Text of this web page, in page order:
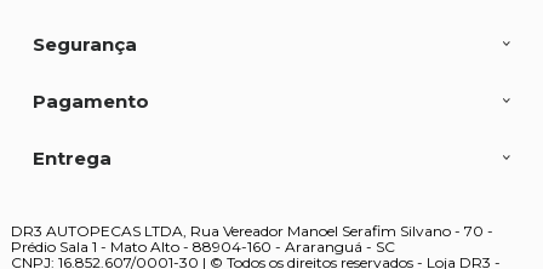
Segurança
Pagamento
Entrega
DR3 AUTOPECAS LTDA, Rua Vereador Manoel Serafim Silvano - 70 -
Prédio Sala 1 - Mato Alto - 88904-160 - Araranguá - SC
CNPJ: 16.852.607/0001-30 | © Todos os direitos reservados - Loja DR3 -